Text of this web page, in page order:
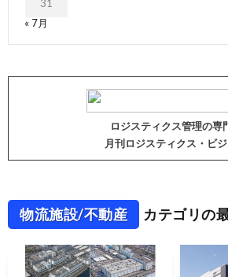
31
« 7月
ロジスティクス管理の専
月刊ロジスティクス・ビ
物流施設/不動産 カテゴリの